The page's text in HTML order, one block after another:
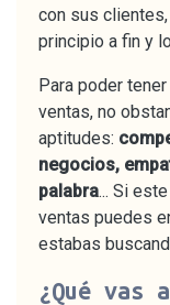
con sus
principio a fin y
Para poder
ventas, no
aptitudes:
negocios,
palabra... Si
ventas puedes
estabas
¿Qué vas